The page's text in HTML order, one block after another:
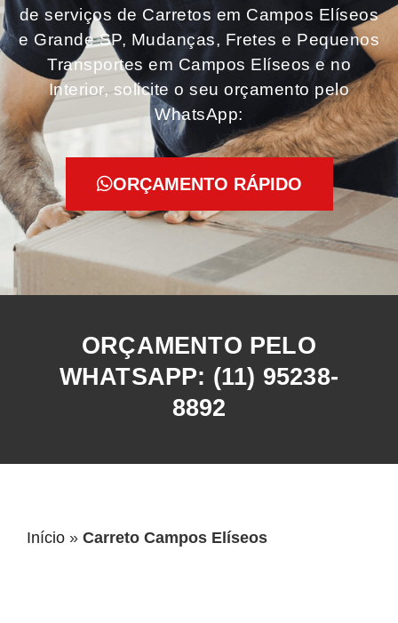
de serviços de Carretos em Campos Elíseos
e Grande SP, Mudanças, Fretes e Pequenos
Transportes em Campos Elíseos e no
Interior, solicite o seu orçamento pelo
WhatsApp:
ORÇAMENTO RÁPIDO
ORÇAMENTO PELO
WHATSAPP: (11) 95238-
8892
Início » Carreto Campos Elíseos